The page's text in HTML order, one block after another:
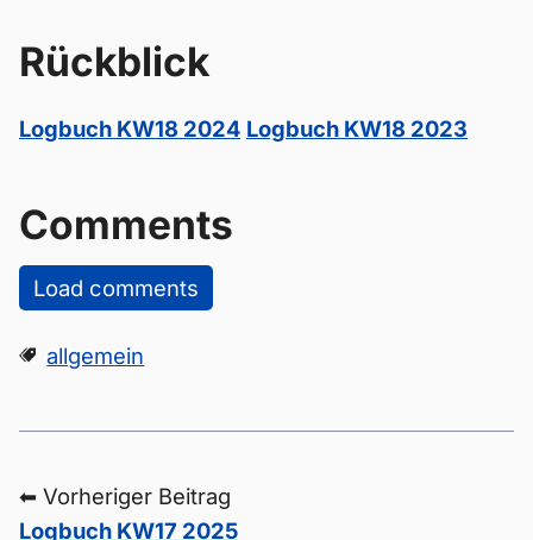
Rückblick
Logbuch KW18 2024 Logbuch KW18 2023
Comments
Load comments
allgemein
⬅ Vorheriger Beitrag
Logbuch KW17 2025